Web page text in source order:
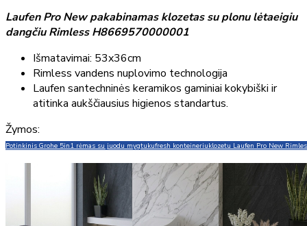
Laufen Pro New pakabinamas klozetas su plonu lėtaeigiu
dangčiu Rimless H8669570000001
Išmatavimai: 53x36cm
Rimless vandens nuplovimo technologija
Laufen santechninės keramikos gaminiai kokybiški ir
atitinka aukščiausius higienos standartus.
Žymos:
Potinkinis Grohe 5in1 rėmas su juodu mygtukufresh konteineriuklozetu Laufen Pro New